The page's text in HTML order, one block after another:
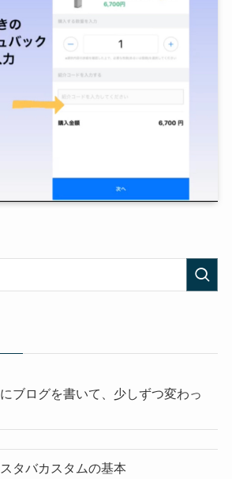
ブログを書いて、少しずつ変わっ
タバカスタムの基本